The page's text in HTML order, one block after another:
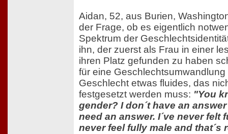
Aidan, 52, aus Burien,
der Frage, ob es eigentlich
Spektrum der
ihn, der zuerst als Frau in einer
ihren Platz gefunden zu haben
für eine
Geschlecht etwas fluides, das
festgesetzt werden muss: "You
gender? I don´t have an
need an answer. I´ve never felt
never feel fully male and that´s